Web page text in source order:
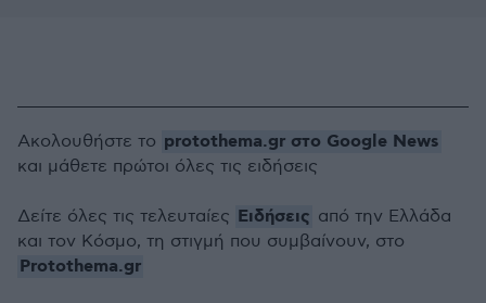
Ακολουθήστε το protothema.gr στο Google News
και μάθετε πρώτοι όλες τις ειδήσεις
Δείτε όλες τις τελευταίες Ειδήσεις από την Ελλάδα
και τον Κόσμο, τη στιγμή που συμβαίνουν, στο
Protothema.gr